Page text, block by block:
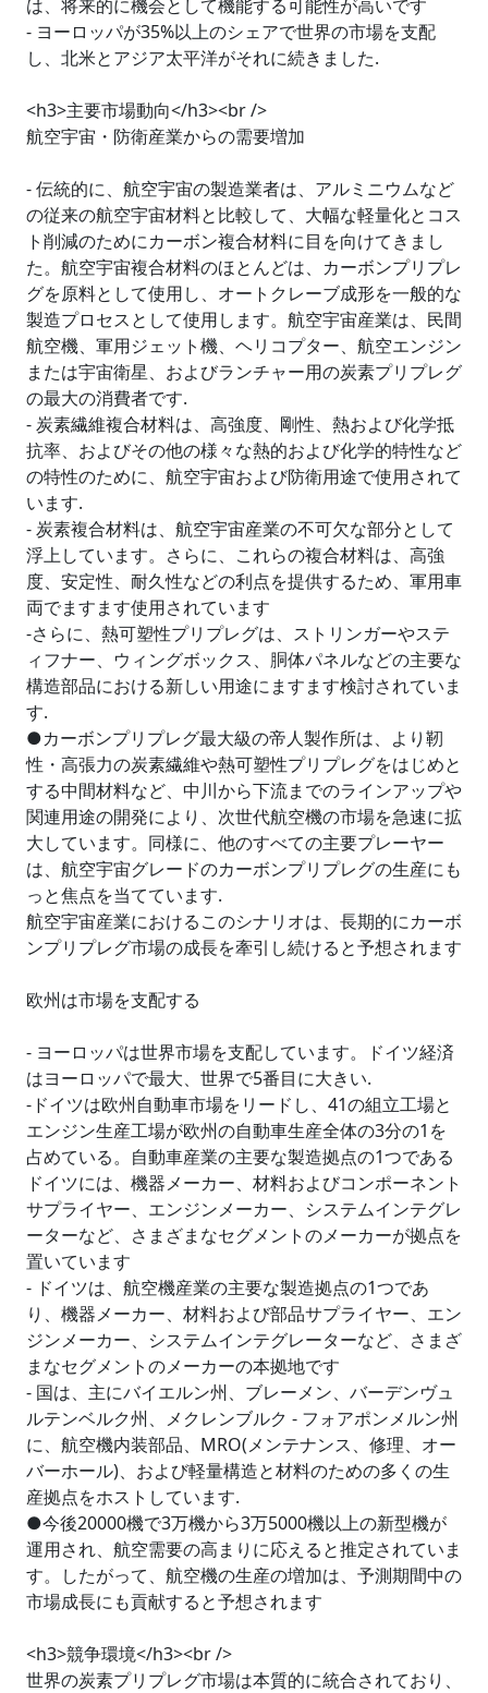
は、将来的に機会として機能する可能性が高いです
- ヨーロッパが35%以上のシェアで世界の市場を支配
し、北米とアジア太平洋がそれに続きました.
<h3>主要市場動向</h3><br />
航空宇宙・防衛産業からの需要増加
- 伝統的に、航空宇宙の製造業者は、アルミニウムなど
の従来の航空宇宙材料と比較して、大幅な軽量化とコス
ト削減のためにカーボン複合材料に目を向けてきまし
た。航空宇宙複合材料のほとんどは、カーボンプリプレ
グを原料として使用し、オートクレーブ成形を一般的な
製造プロセスとして使用します。航空宇宙産業は、民間
航空機、軍用ジェット機、ヘリコプター、航空エンジン
または宇宙衛星、およびランチャー用の炭素プリプレグ
の最大の消費者です.
- 炭素繊維複合材料は、高強度、剛性、熱および化学抵
抗率、およびその他の様々な熱的および化学的特性など
の特性のために、航空宇宙および防衛用途で使用されて
います.
- 炭素複合材料は、航空宇宙産業の不可欠な部分として
浮上しています。さらに、これらの複合材料は、高強
度、安定性、耐久性などの利点を提供するため、軍用車
両でますます使用されています
-さらに、熱可塑性プリプレグは、ストリンガーやステ
ィフナー、ウィングボックス、胴体パネルなどの主要な
構造部品における新しい用途にますます検討されていま
す.
●カーボンプリプレグ最大級の帝人製作所は、より靭
性・高張力の炭素繊維や熱可塑性プリプレグをはじめと
する中間材料など、中川から下流までのラインアップや
関連用途の開発により、次世代航空機の市場を急速に拡
大しています。同様に、他のすべての主要プレーヤー
は、航空宇宙グレードのカーボンプリプレグの生産にも
っと焦点を当てています.
航空宇宙産業におけるこのシナリオは、長期的にカーボ
ンプリプレグ市場の成長を牽引し続けると予想されます
欧州は市場を支配する
- ヨーロッパは世界市場を支配しています。ドイツ経済
はヨーロッパで最大、世界で5番目に大きい.
-ドイツは欧州自動車市場をリードし、41の組立工場と
エンジン生産工場が欧州の自動車生産全体の3分の1を
占めている。自動車産業の主要な製造拠点の1つである
ドイツには、機器メーカー、材料およびコンポーネント
サプライヤー、エンジンメーカー、システムインテグレ
ーターなど、さまざまなセグメントのメーカーが拠点を
置いています
- ドイツは、航空機産業の主要な製造拠点の1つであ
り、機器メーカー、材料および部品サプライヤー、エン
ジンメーカー、システムインテグレーターなど、さまざ
まなセグメントのメーカーの本拠地です
- 国は、主にバイエルン州、ブレーメン、バーデンヴュ
ルテンベルク州、メクレンブルク - フォアポンメルン州
に、航空機内装部品、MRO(メンテナンス、修理、オー
バーホール)、および軽量構造と材料のための多くの生
産拠点をホストしています.
●今後20000機で3万機から3万5000機以上の新型機が
運用され、航空需要の高まりに応えると推定されていま
す。したがって、航空機の生産の増加は、予測期間中の
市場成長にも貢献すると予想されます
<h3>競争環境</h3><br />
世界の炭素プリプレグ市場は本質的に統合されており、